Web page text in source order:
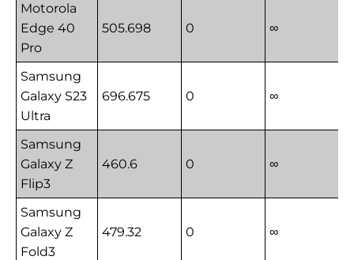
Motorola
Edge 40
Pro
505.698 0 ∞
Samsung
Galaxy S23
Ultra
696.675 0 ∞
Samsung
Galaxy Z
Flip3
460.6 0 ∞
Samsung
Galaxy Z
Fold3
479.32 0 ∞